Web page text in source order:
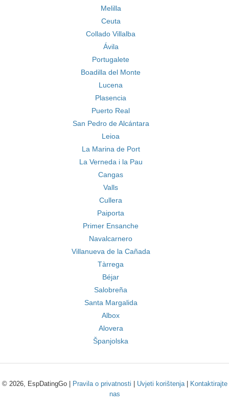
Melilla
Ceuta
Collado Villalba
Ávila
Portugalete
Boadilla del Monte
Lucena
Plasencia
Puerto Real
San Pedro de Alcántara
Leioa
La Marina de Port
La Verneda i la Pau
Cangas
Valls
Cullera
Paiporta
Primer Ensanche
Navalcarnero
Villanueva de la Cañada
Tàrrega
Béjar
Salobreña
Santa Margalida
Albox
Alovera
Španjolska
© 2026, EspDatingGo | Pravila o privatnosti Uvjeti korištenja|
Kontaktirajte
nas